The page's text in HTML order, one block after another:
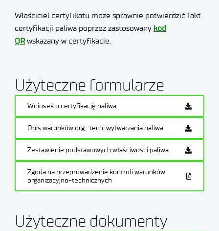
Właściciel certyfikatu może sprawnie potwierdzić fakt
certyfikacji paliwa poprzez zastosowany kod
QRwskazany w certyfikacie.
Użyteczne formularze
Wniosek o certyfikację paliwa
Opis warunków org.-tech. wytwarzania paliwa
Zestawienie podstawowych właściwości paliwa
Zgoda na przeprowadzenie kontroli warunków
organizacyjno-technicznych
Użyteczne dokumenty